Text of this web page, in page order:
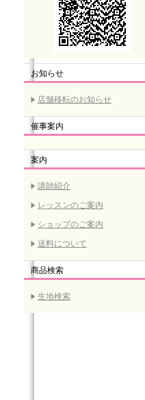
お知らせ
店舗移転のお知らせ
催事案内
案内
講師紹介
レッスンのご案内
ショップのご案内
送料について
商品検索
生地検索